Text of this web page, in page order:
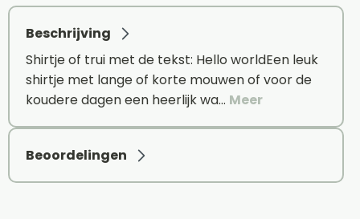
Beschrijving
Shirtje of trui met de tekst: Hello worldEen leuk
shirtje met lange of korte mouwen of voor de
koudere dagen een heerlijk wa… Meer
Beoordelingen